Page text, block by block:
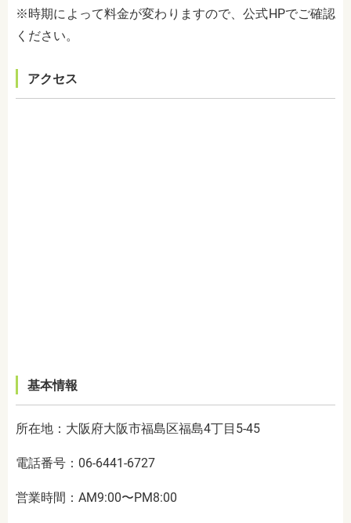
※時期によって料金が変わりますので、公式HPでご確認
ください。
アクセス
基本情報
所在地：大阪府大阪市福島区福島4丁目5-45
電話番号：06-6441-6727
営業時間：AM9:00〜PM8:00